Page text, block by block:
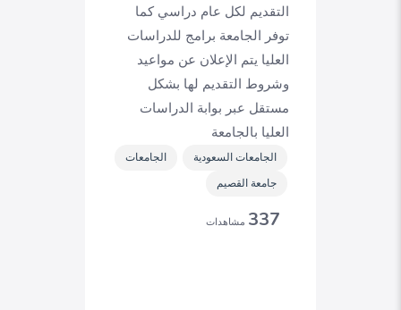
التقديم لكل عام دراسي كما
توفر الجامعة برامج للدراسات
العليا يتم الإعلان عن مواعيد
وشروط التقديم لها بشكل
مستقل عبر بوابة الدراسات
العليا بالجامعة
الجامعات السعودية
الجامعات
جامعة القصيم
337 مشاهدات